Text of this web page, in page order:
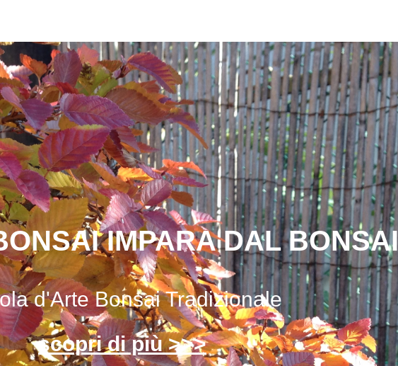
IMPARA DAL BONSAI
d'Arte Bonsai Tradizionale
scopri di più >>>